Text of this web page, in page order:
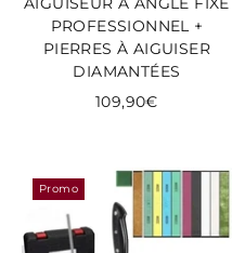
PROFESSIONNEL +
PIERRES À AIGUISER
DIAMANTÉES
109,90€
Promo